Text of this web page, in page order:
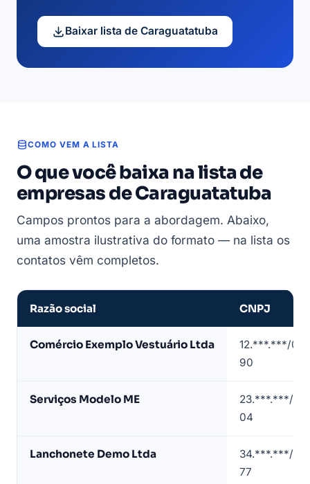
Baixar lista de Caraguatatuba
COMO VEM A LISTA
O que você baixa na lista de
empresas de Caraguatatuba
Campos prontos para a abordagem. Abaixo,
uma amostra ilustrativa do formato — na lista os
contatos vêm completos.
empresas
(dados
Razão social CNPJ
Comércio Exemplo Vestuário Ltda
12.***.***/
90
Serviços Modelo ME
23.***.***/
04
Lanchonete Demo Ltda
34.***.***/
77